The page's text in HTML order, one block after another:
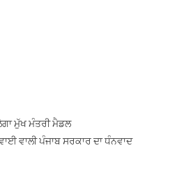
ਮੁੱਖ ਮੰਤਰੀ ਮੈਡਲ
ਵਾਲੀ ਪੰਜਾਬ ਸਰਕਾਰ ਦਾ ਧੰਨਵਾਦ